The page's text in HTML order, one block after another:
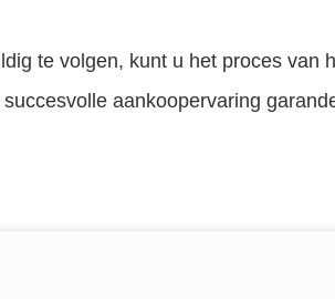
te volgen, kunt u het proces van
aankoopervaring